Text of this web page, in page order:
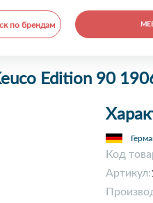
по брендам
Edition 90
Код
Артикул: